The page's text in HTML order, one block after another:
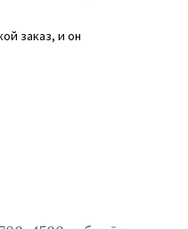
заказ, и он